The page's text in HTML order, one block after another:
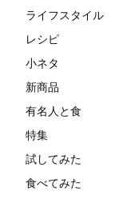
ライフスタイル
レシピ
小ネタ
新商品
有名人と食
特集
試してみた
食べてみた